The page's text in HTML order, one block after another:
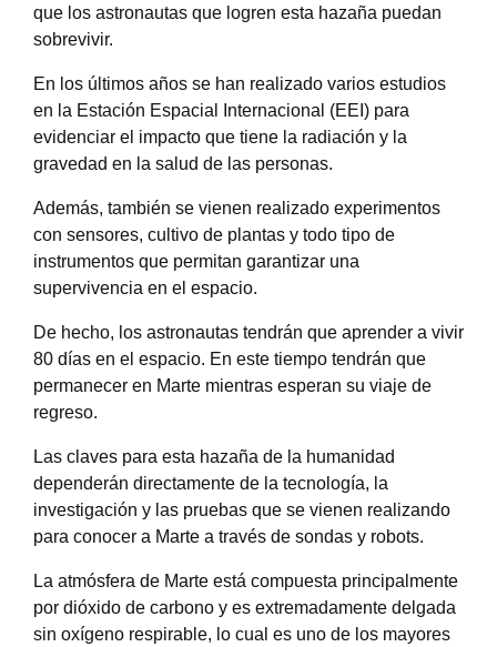
que los astronautas que logren esta hazaña puedan
sobrevivir.
En los últimos años se han realizado varios estudios
en la Estación Espacial Internacional (EEI) para
evidenciar el impacto que tiene la radiación y la
gravedad en la salud de las personas.
Además, también se vienen realizado experimentos
con sensores, cultivo de plantas y todo tipo de
instrumentos que permitan garantizar una
supervivencia en el espacio.
De hecho, los astronautas tendrán que aprender a vivir
80 días en el espacio. En este tiempo tendrán que
permanecer en Marte mientras esperan su viaje de
regreso.
Las claves para esta hazaña de la humanidad
dependerán directamente de la tecnología, la
investigación y las pruebas que se vienen realizando
para conocer a Marte a través de sondas y robots.
La atmósfera de Marte está compuesta principalmente
por dióxido de carbono y es extremadamente delgada
sin oxígeno respirable, lo cual es uno de los mayores